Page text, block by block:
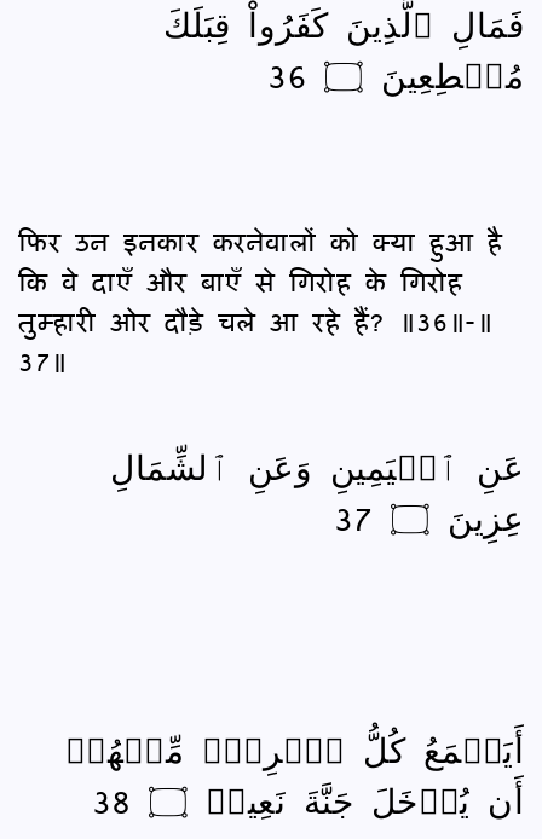
فَمَالِ ٱلَّذِينَ كَفَرُواْ قِبَلَكَ
مُهۡطِعِينَ ۝ 36
फिर उन इनकार करनेवालों को क्या हुआ है
कि वे दाएँ और बाएँ से गिरोह के गिरोह
तुम्हारी ओर दौड़े चले आ रहे हैं? ॥36॥-॥
37॥
عَنِ ٱلۡيَمِينِ وَعَنِ ٱلشِّمَالِ
عِزِينَ ۝ 37
أَيَطۡمَعُ كُلُّ ٱمۡرِيٕٖ مِّنۡهُمۡ
أَن يُدۡخَلَ جَنَّةَ نَعِيمٖ ۝ 38